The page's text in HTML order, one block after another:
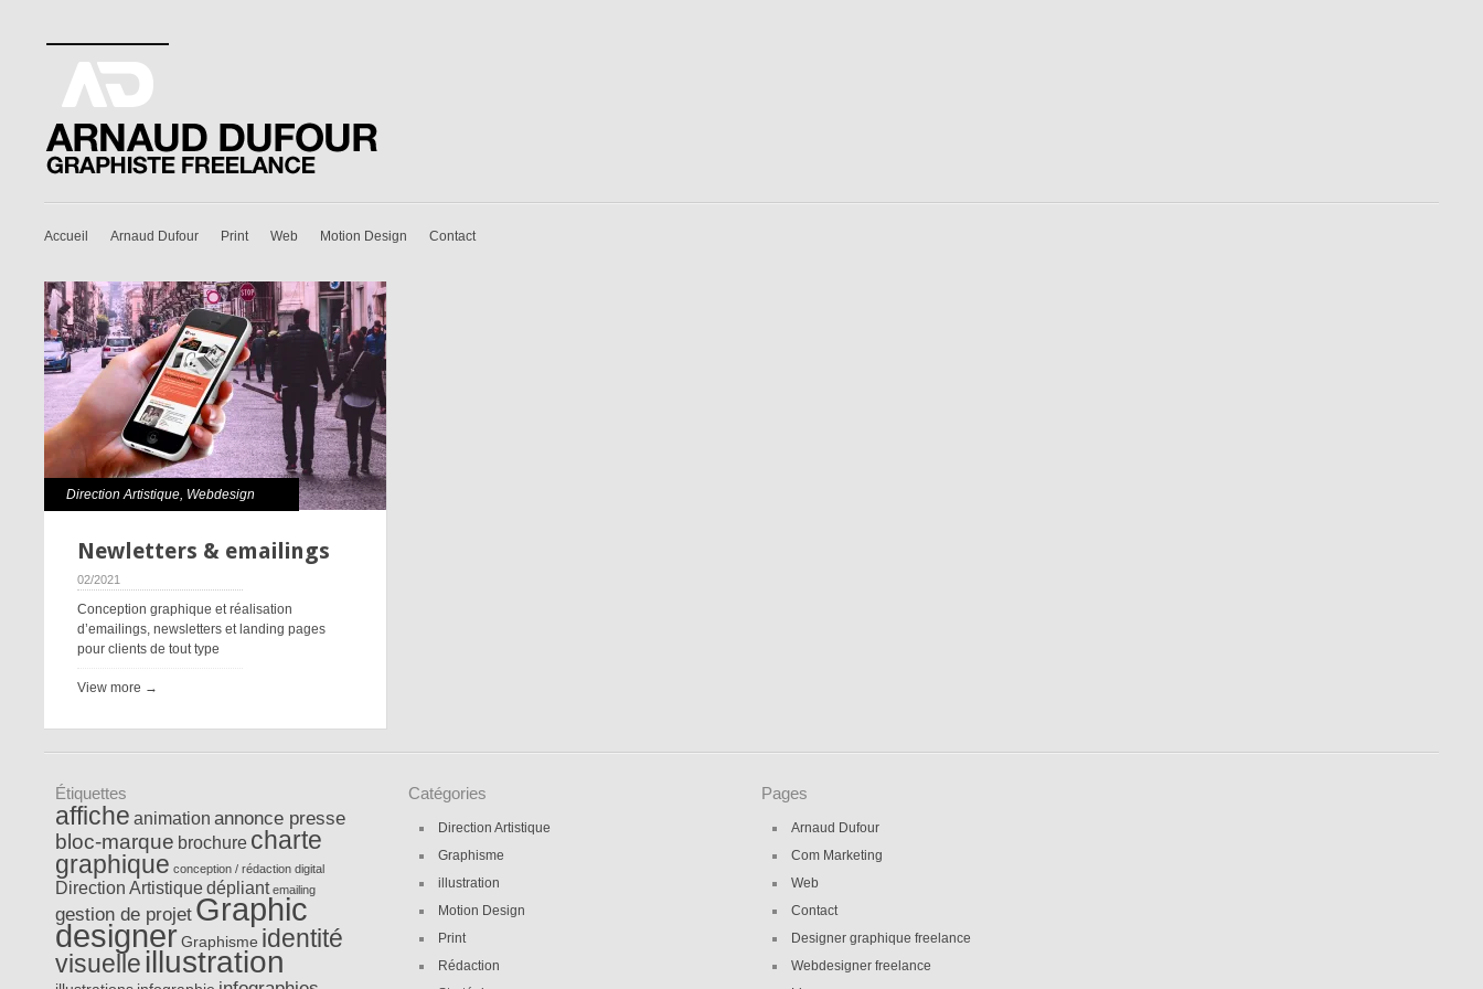
Accueil Arnaud Dufour Print Web Motion Design Contact
Direction Artistique, Webdesign
Newletters & emailings
02/2021
Conception graphique et réalisation
d’emailings, newsletters et landing pages
pour clients de tout type
View more →
Étiquettes
affiche animation annonce presse
bloc-marque brochure charte
graphique conception / rédaction digital
Direction Artistiquedépliant emailing
gestion de projet Graphic
designer Graphisme identité
visuelle illustration
Catégories
Direction Artistique
Graphisme
illustration
Motion Design
Print
Rédaction
Pages
Arnaud Dufour
Com Marketing
Web
Contact
Designer graphique freelance
Webdesigner freelance